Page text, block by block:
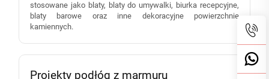
stosowane jako blaty, blaty do umywalki, biurka recepcyjne,
blaty barowe oraz inne dekoracyjne powierzchnie
kamiennych.
Projekty podłóg z marmuru